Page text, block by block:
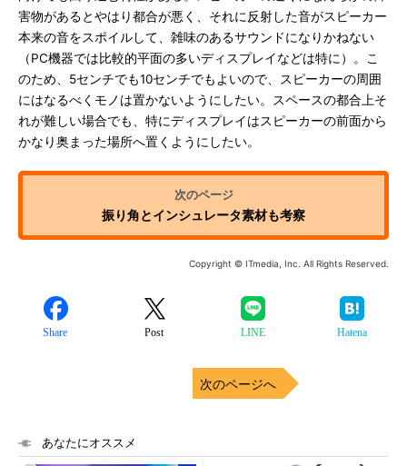
害物があるとやはり都合が悪く、それに反射した音がスピーカー
本来の音をスポイルして、雑味のあるサウンドになりかねない
（PC機器では比較的平面の多いディスプレイなどは特に）。こ
のため、5センチでも10センチでもよいので、スピーカーの周囲
にはなるべくモノは置かないようにしたい。スペースの都合上そ
れが難しい場合でも、特にディスプレイはスピーカーの前面から
かなり奥まった場所へ置くようにしたい。
振り角とインシュレータ素材も考察
Copyright © ITmedia, Inc. All Rights Reserved.
Share Post LINE Hatena
次のページへ
あなたにオススメ